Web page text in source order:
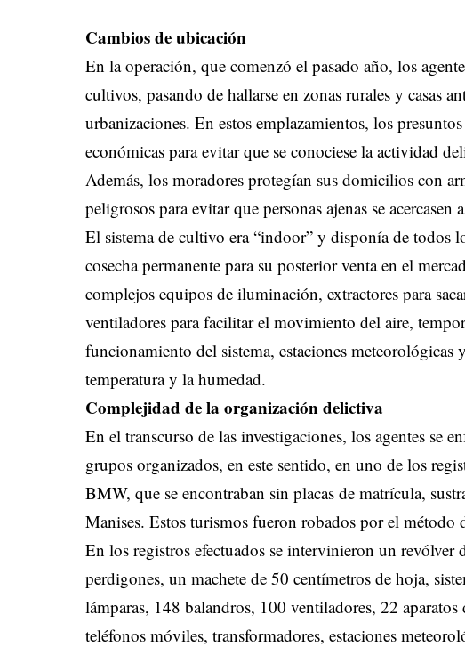
Cambios de ubicación
En la operación, que comenzó el pasado año, los
cultivos, pasando de hallarse en zonas rurales y casas
urbanizaciones. En estos emplazamientos, los
económicas para evitar que se conociese la actividad
Además, los moradores protegían sus domicilios con
peligrosos para evitar que personas ajenas se acercasen
El sistema de cultivo era “indoor” y disponía de todos
cosecha permanente para su posterior venta en el
complejos equipos de iluminación, extractores para
ventiladores para facilitar el movimiento del aire,
funcionamiento del sistema, estaciones
temperatura y la humedad.
Complejidad de la organización delictiva
En el transcurso de las investigaciones, los agentes se
grupos organizados, en este sentido, en uno de los
BMW, que se encontraban sin placas de matrícula,
Manises. Estos turismos fueron robados por el método
En los registros efectuados se intervinieron un revólver
perdigones, un machete de 50 centímetros de hoja,
lámparas, 148 balandros, 100 ventiladores, 22
teléfonos móviles, transformadores, estaciones